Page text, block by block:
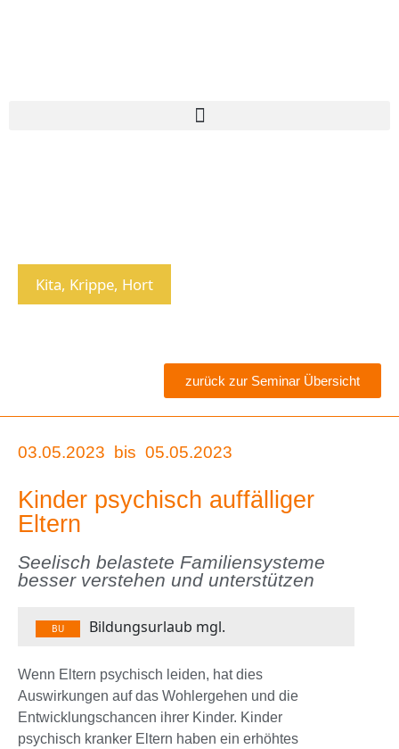
Kita, Krippe, Hort
zurück zur Seminar Übersicht
03.05.2023 bis 05.05.2023
Kinder psychisch auffälliger
Eltern
Seelisch belastete Familiensysteme
besser verstehen und unterstützen
BU Bildungsurlaub mgl.
Wenn Eltern psychisch leiden, hat dies
Auswirkungen auf das Wohlergehen und die
Entwicklungschancen ihrer Kinder. Kinder
psychisch kranker Eltern haben ein erhöhtes